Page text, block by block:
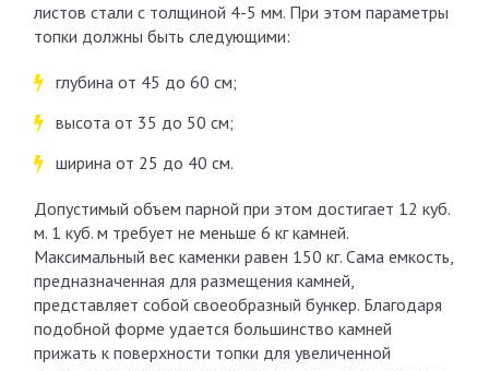
листов стали с толщиной 4-5 мм. При этом параметры
топки должны быть следующими:
глубина от 45 до 60 см;
высота от 35 до 50 см;
ширина от 25 до 40 см.
Допустимый объем парной при этом достигает 12 куб.
м. 1 куб. м требует не меньше 6 кг камней.
Максимальный вес каменки равен 150 кг. Сама емкость,
предназначенная для размещения камней,
представляет собой своеобразный бункер. Благодаря
подобной форме удается большинство камней
прижать к поверхности топки для увеличенной